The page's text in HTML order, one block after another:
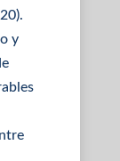
y